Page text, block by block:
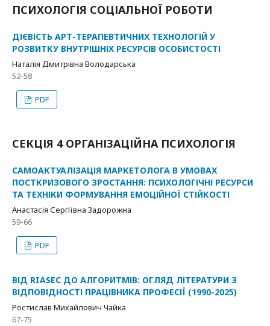
ПСИХОЛОГІЯ СОЦІАЛЬНОЇ РОБОТИ
ДІЄВІСТЬ АРТ-ТЕРАПЕВТИЧНИХ ТЕХНОЛОГІЙ У
РОЗВИТКУ ВНУТРІШНІХ РЕСУРСІВ ОСОБИСТОСТІ
Наталія Дмитрівна Володарська
52-58
PDF
СЕКЦІЯ 4 ОРГАНІЗАЦІЙНА ПСИХОЛОГІЯ
САМОАКТУАЛІЗАЦІЯ МАРКЕТОЛОГА В УМОВАХ
ПОСТКРИЗОВОГО ЗРОСТАННЯ: ПСИХОЛОГІЧНІ РЕСУРСИ
ТА ТЕХНІКИ ФОРМУВАННЯ ЕМОЦІЙНОЇ СТІЙКОСТІ
Анастасія Сергіївна Задорожна
59-66
PDF
ВІД RIASEC ДО АЛГОРИТМІВ: ОГЛЯД ЛІТЕРАТУРИ З
ВІДПОВІДНОСТІ ПРАЦІВНИКА ПРОФЕСІЇ (1990-2025)
Ростислав Михайлович Чайка
67-75